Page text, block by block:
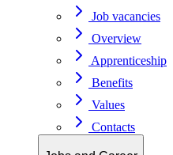
Job vacancies
Overview
Apprenticeship
Benefits
Values
Contacts